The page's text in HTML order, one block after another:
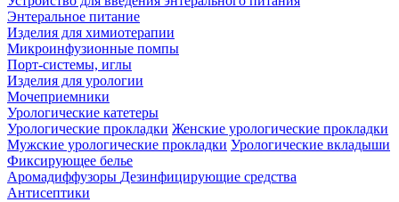
Энтеральное питание
Изделия для химиотерапии
Микроинфузионные помпы
Порт-системы, иглы
Изделия для урологии
Мочеприемники
Урологические катетеры
Урологические прокладки Женские урологические прокладки
Мужские урологические прокладки Урологические вкладыши
Фиксирующее белье
Аромадиффузоры Дезинфицирующие средства
Антисептики